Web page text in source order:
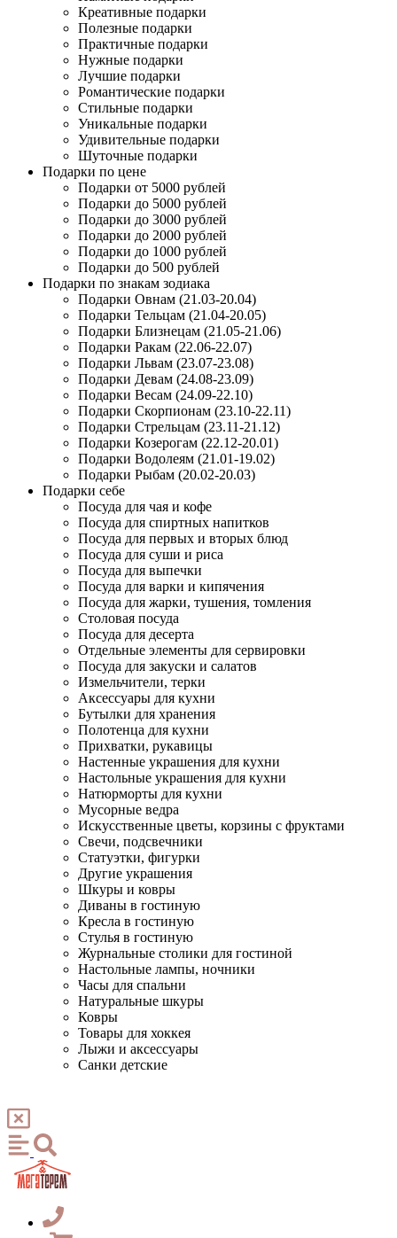
Креативные подарки
Полезные подарки
Практичные подарки
Нужные подарки
Лучшие подарки
Романтические подарки
Стильные подарки
Уникальные подарки
Удивительные подарки
Шуточные подарки
Подарки по цене
Подарки от 5000 рублей
Подарки до 5000 рублей
Подарки до 3000 рублей
Подарки до 2000 рублей
Подарки до 1000 рублей
Подарки до 500 рублей
Подарки по знакам зодиака
Подарки Овнам (21.03-20.04)
Подарки Тельцам (21.04-20.05)
Подарки Близнецам (21.05-21.06)
Подарки Ракам (22.06-22.07)
Подарки Львам (23.07-23.08)
Подарки Девам (24.08-23.09)
Подарки Весам (24.09-22.10)
Подарки Скорпионам (23.10-22.11)
Подарки Стрельцам (23.11-21.12)
Подарки Козерогам (22.12-20.01)
Подарки Водолеям (21.01-19.02)
Подарки Рыбам (20.02-20.03)
Подарки себе
Посуда для чая и кофе
Посуда для спиртных напитков
Посуда для первых и вторых блюд
Посуда для суши и риса
Посуда для выпечки
Посуда для варки и кипячения
Посуда для жарки, тушения, томления
Столовая посуда
Посуда для десерта
Отдельные элементы для сервировки
Посуда для закуски и салатов
Измельчители, терки
Аксессуары для кухни
Бутылки для хранения
Полотенца для кухни
Прихватки, рукавицы
Настенные украшения для кухни
Настольные украшения для кухни
Натюрморты для кухни
Мусорные ведра
Искусственные цветы, корзины с фруктами
Свечи, подсвечники
Статуэтки, фигурки
Другие украшения
Шкуры и ковры
Диваны в гостиную
Кресла в гостиную
Стулья в гостиную
Журнальные столики для гостиной
Настольные лампы, ночники
Часы для спальни
Натуральные шкуры
Ковры
Товары для хоккея
Лыжи и аксессуары
Санки детские